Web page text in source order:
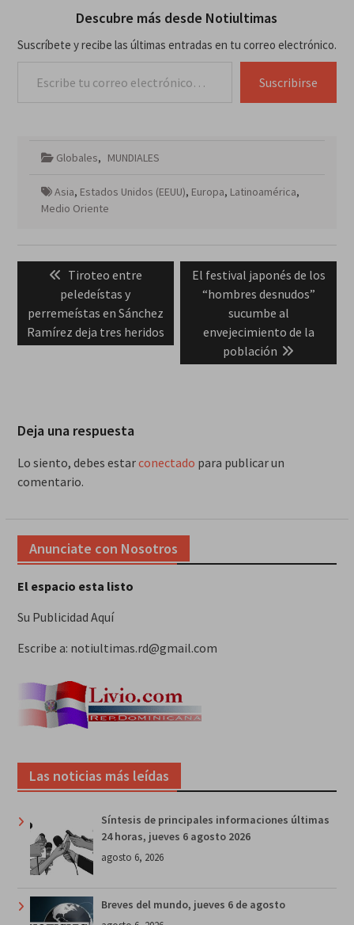
Descubre más desde Notiultimas
Suscríbete y recibe las últimas entradas en tu correo electrónico.
Suscribirse
Globales, MUNDIALES
Asia, Estados Unidos (EEUU), Europa, Latinoamérica,
Medio Oriente
Navegación
entradas
Previous
post:
Tiroteo entre
peledeístas y
perremeístas en Sánchez
Ramírez deja tres heridos
Next
post:
El festival japonés de los
“hombres desnudos”
sucumbe al
envejecimiento de la
población
Deja una respuesta
Lo siento, debes estarconectado para publicar un
comentario.
Anunciate con Nosotros
El espacio esta listo
Su Publicidad Aquí
Escribe a: notiultimas.rd@gmail.com
Las noticias más leídas
Síntesis de principales informaciones últimas
24 horas, jueves 6 agosto 2026
agosto 6, 2026
Breves del mundo, jueves 6 de agosto